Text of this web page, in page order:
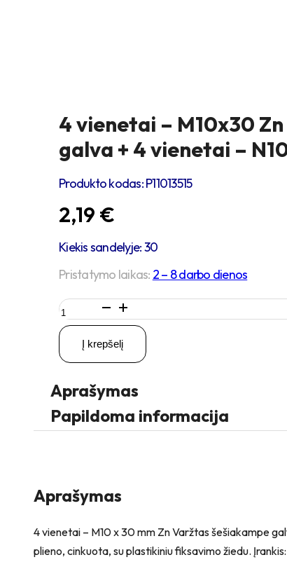
4 vienetai – M10x30
galva + 4 vienetai –
Produkto kodas:P11013515
2,19 €
Kiekis sandelyje: 30
Pristatymo laikas: 2 – 8 darbo dienos
produkto
kiekis:
4
vienetai
–
Zn
Varžtas
šešiakampe
galva
N10S
Į krepšelį
Aprašymas
Papildoma informacija
Aprašymas
4 vienetai – M10 x 30 mm Zn Varžtas šešiakampe
plieno, cinkuota, su plastikiniu fiksavimo žiedu.